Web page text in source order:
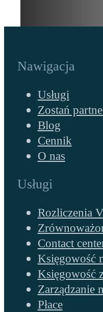
Nawigacja
Usługi
Zostań
Blog
Cennik
O nas
Usługi
Rozliczenia
Contact
Księgowość
Księgowość
Zarządzanie
Płace